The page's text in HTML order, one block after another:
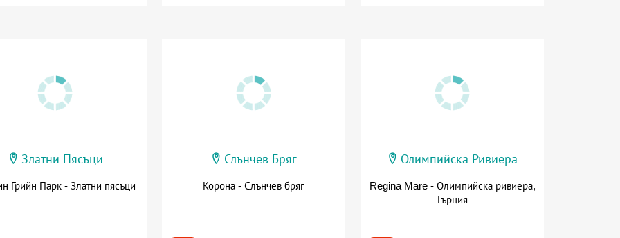
Златни Пясъци
Грийн Парк - Златни пясъци
Слънчев Бряг
Корона - Слънчев бряг
Олимпийска Ривиера
Regina Mare - Олимпийска ривиера,
Гърция